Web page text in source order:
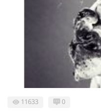
11633 0